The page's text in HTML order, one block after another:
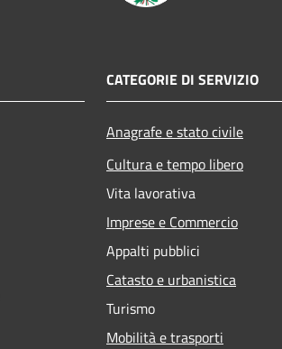
CATEGORIE DI SERVIZIO
Anagrafe e stato civile
Cultura e tempo libero
Vita lavorativa
Imprese e Commercio
Appalti pubblici
Catasto e urbanistica
Turismo
Mobilità e trasporti